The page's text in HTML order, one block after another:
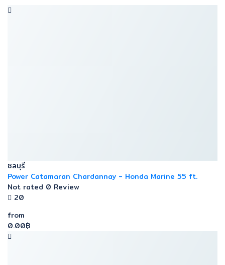
ชลบุรี
Power Catamaran Chardannay - Honda Marine 55 ft.
Not rated 0 Review
20
from
0.00฿